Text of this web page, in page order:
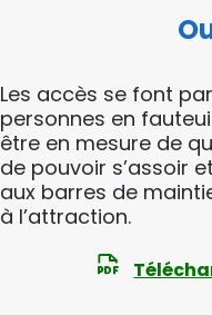
Les accès se font
personnes en
être en mesure de
de pouvoir s’assoir
aux barres de
à l’attraction.